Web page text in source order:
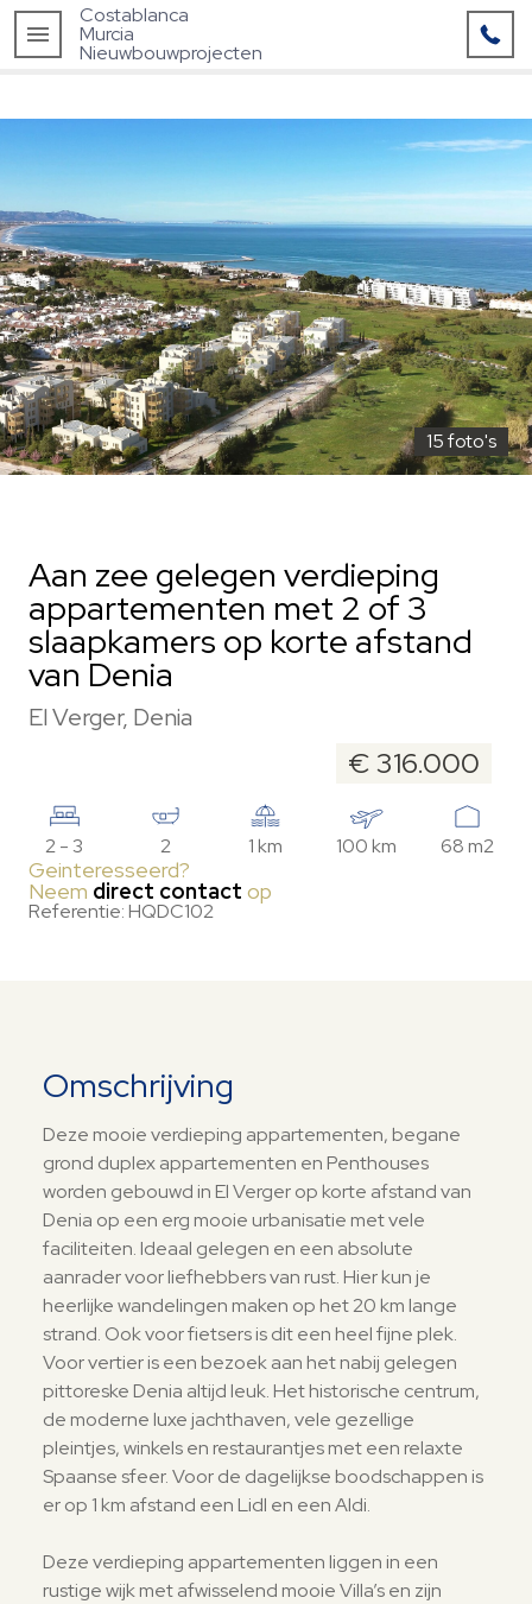
Costablanca
Murcia
Nieuwbouwprojecten
15 foto's
Aan zee gelegen verdieping
appartementen met 2 of 3
slaapkamers op korte afstand
van Denia
El Verger, Denia
€ 316.000
2 - 3 2 1 km 100 km 68 m2
Geinteresseerd?
Neem direct contact op
Referentie: HQDC102
Omschrijving
Deze mooie verdieping appartementen, begane
grond duplex appartementen en Penthouses
worden gebouwd in El Verger op korte afstand van
Denia op een erg mooie urbanisatie met vele
faciliteiten. Ideaal gelegen en een absolute
aanrader voor liefhebbers van rust. Hier kun je
heerlijke wandelingen maken op het 20 km lange
strand. Ook voor fietsers is dit een heel fijne plek.
Voor vertier is een bezoek aan het nabij gelegen
pittoreske Denia altijd leuk. Het historische centrum,
de moderne luxe jachthaven, vele gezellige
pleintjes, winkels en restaurantjes met een relaxte
Spaanse sfeer. Voor de dagelijkse boodschappen is
er op 1 km afstand een Lidl en een Aldi.
Deze verdieping appartementen liggen in een
rustige wijk met afwisselend mooie Villa’s en zijn